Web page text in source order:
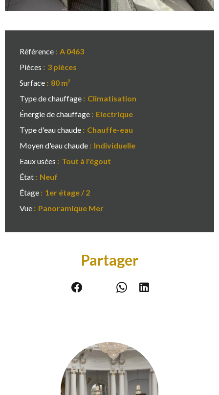
Référence
A 0463
Pièces
3 pièces
Surface
80 m²
Type de chauffage
Climatisation
Énergie de chauffage
Electrique
Type d'eau chaude
Chauffe-eau
Moyen d'eau chaude
Individuelle
Eaux usées
Tout à l'égout
État
Neuf
Étage
1er étage / 2
Vue
Panoramique Mer
Partager